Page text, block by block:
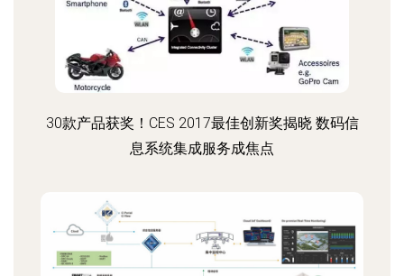
30款产品获奖！CES 2017最佳创新奖揭晓 数码信
息系统集成服务成焦点